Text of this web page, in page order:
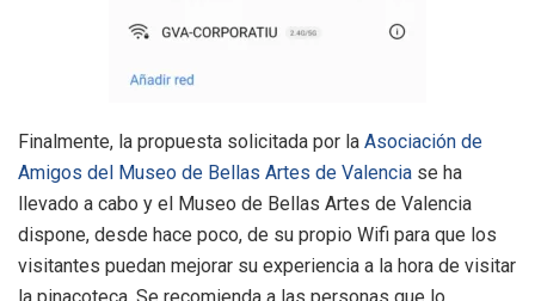
Finalmente, la propuesta solicitada por la Asociación de
Amigos del Museo de Bellas Artes de Valencia se ha
llevado a cabo y el Museo de Bellas Artes de Valencia
dispone, desde hace poco, de su propio Wifi para que los
visitantes puedan mejorar su experiencia a la hora de visitar
la pinacoteca. Se recomienda a las personas que lo